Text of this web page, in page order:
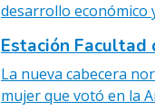
desarrollo económico
Estación Facultad
La nueva cabecera
mujer que votó en la